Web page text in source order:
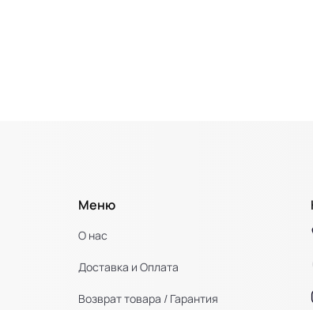
Меню
О нас
Доставка и Оплата
Возврат товара / Гарантия